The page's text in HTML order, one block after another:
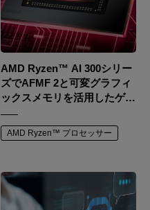
AMD Ryzen™ AI 300シリー
ズでAFMF 2と可変グラフィ
ックスメモリを活用したゲー
ミングパフォーマンスの最大
化
AMD Ryzen™ プロセッサー